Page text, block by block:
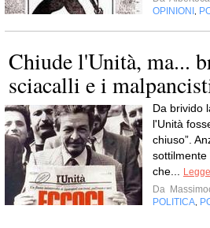
OPINIONI
Chiude l'Unità, ma...
sciacalli e i
Da brivido
l'Unità
chiuso”.
sottilmente
che...
Da
POLITICA